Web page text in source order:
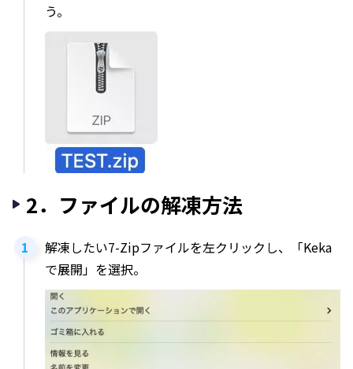
う。
2．ファイルの解凍方法
解凍したい7-Zipファイルを左クリックし、「Keka
で展開」を選択。